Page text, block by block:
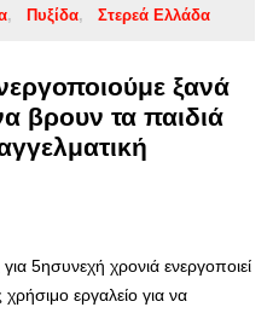
Πυξίδα Στερεά Ελλάδα
ξανά
βρουν τα παιδιά
5ησυνεχή χρονιά ενεργοποιεί
εργαλείο για να